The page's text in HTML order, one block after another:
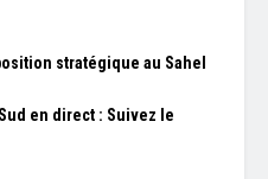
stratégique au Sahel
en direct : Suivez le